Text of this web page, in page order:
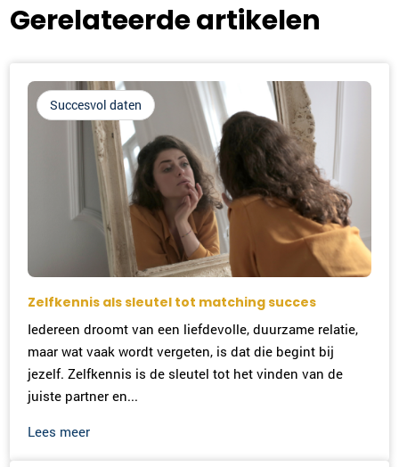
Gerelateerde artikelen
Succesvol daten
Zelfkennis als sleutel tot matching succes
Iedereen droomt van een liefdevolle, duurzame relatie,
maar wat vaak wordt vergeten, is dat die begint bij
jezelf. Zelfkennis is de sleutel tot het vinden van de
juiste partner en...
Lees meer